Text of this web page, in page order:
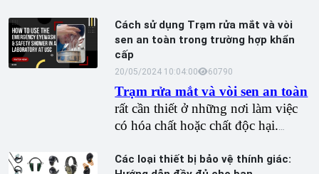
khác nhau. Chín xu hướng PPE
trong tương lai trong sản xuất được
nêu bật
Cách sử dụng Trạm rửa mắt và vòi
sen an toàn trong trường hợp khẩn
cấp
20/05/2024 10:04:00 60790
Trạm rửa mắt và vòi sen an toàn
rất cần thiết ở những nơi làm việc
có hóa chất hoặc chất độc hại.
các tai nạn, chẳng hạn như bắn
Các loại thiết bị bảo vệ thính giác: